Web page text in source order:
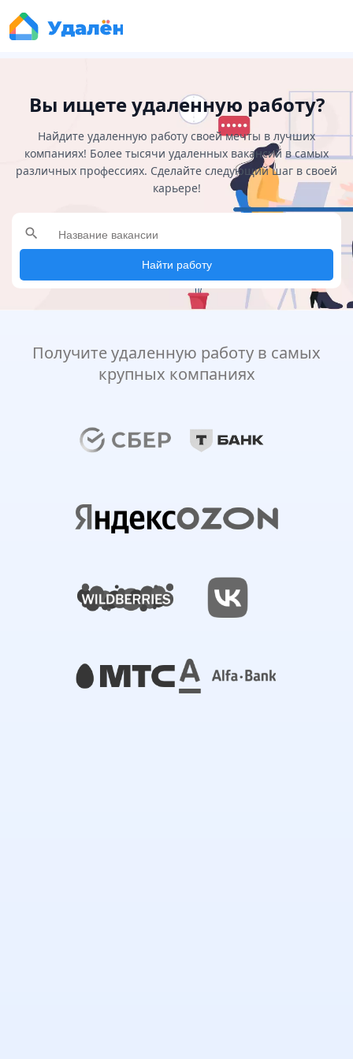
Вы ищете удаленную работу?
Найдите удаленную работу своей мечты в лучших
компаниях! Более тысячи удаленных вакансий в самых
различных профессиях. Сделайте следующий шаг в своей
карьере!
search
Найти работу
Получите удаленную работу в самых
крупных компаниях